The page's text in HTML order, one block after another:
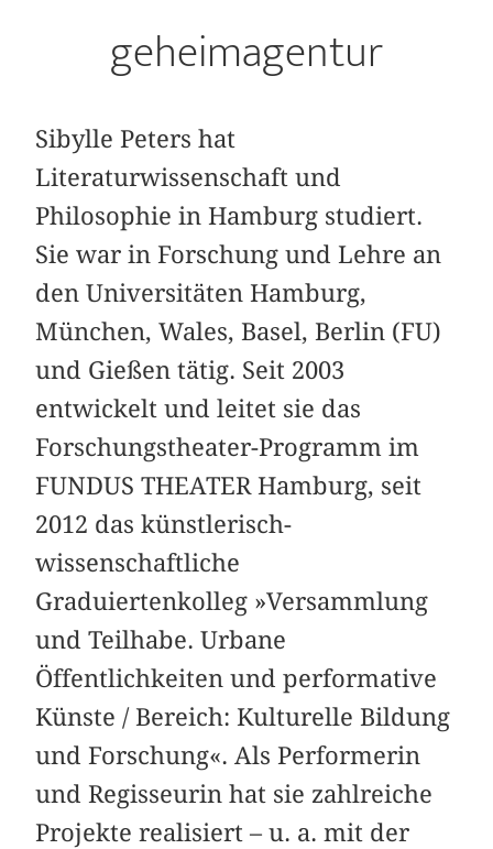
geheimagentur
Sibylle Peters hat
Literaturwissenschaft und
Philosophie in Hamburg studiert.
Sie war in Forschung und Lehre an
den Universitäten Hamburg,
München, Wales, Basel, Berlin (FU)
und Gießen tätig. Seit 2003
entwickelt und leitet sie das
Forschungstheater-Programm im
FUNDUS THEATER Hamburg, seit
2012 das künstlerisch-
wissenschaftliche
Graduiertenkolleg »Versammlung
und Teilhabe. Urbane
Öffentlichkeiten und performative
Künste / Bereich: Kulturelle Bildung
und Forschung«. Als Performerin
und Regisseurin hat sie zahlreiche
Projekte realisiert – u. a. mit der